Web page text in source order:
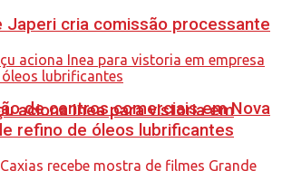
de centros comerciais em Nova
Japeri cria comissão processante
aciona Inea para vistoria em
refino de óleos lubrificantes